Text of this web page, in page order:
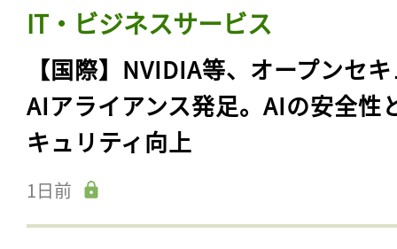
IT・ビジネスサービス
【国際】NVIDIA等、オープンセ
AIアライアンス発足。AIの安全性
キュリティ向上
1日前